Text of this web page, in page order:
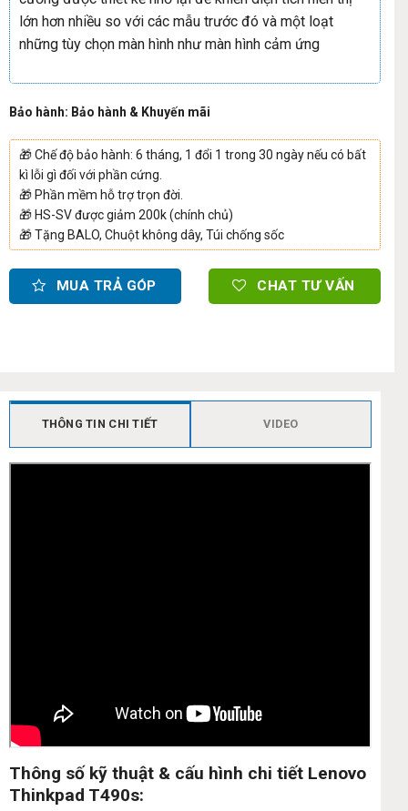
lớn hơn nhiều so với các mẫu trước đó và một loạt
những tùy chọn màn hình như màn hình cảm ứng
Bảo hành: Bảo hành & Khuyến mãi
🎁Chế độ bảo hành: 6 tháng, 1 đổi 1 trong 30 ngày nếu có bất
kì lỗi gì đối với phần cứng.
🎁 Phần mềm hỗ trợ trọn đời.
🎁 HS-SV được giảm 200k (chính chủ)
🎁Tặng BALO, Chuột không dây, Túi chống sốc
MUA TRẢ GÓP CHAT TƯ VẤN
THÔNG TIN CHI TIẾT VIDEO
Thông số kỹ thuật & cấu hình chi tiết Lenovo
Thinkpad T490s: